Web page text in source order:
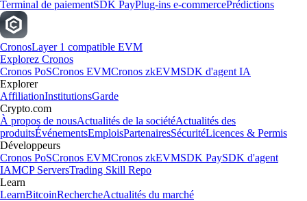
Terminal de paiementSDK PayPlug-ins e-commercePrédictions
CronosLayer 1 compatible EVM
Explorez Cronos
Cronos PoSCronos EVMCronos zkEVMSDK d'agent IA
Explorer
AffiliationInstitutionsGarde
Crypto.com
À propos de nousActualités de la sociétéActualités des
produitsÉvénementsEmploisPartenairesSécuritéLicences & Permis
Développeurs
Cronos PoSCronos EVMCronos zkEVMSDK PaySDK d'agent
IAMCP ServersTrading Skill Repo
Learn
LearnBitcoinRechercheActualités du marché